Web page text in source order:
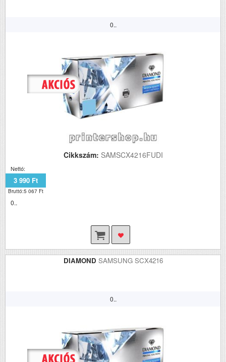
0..
Cikkszám: SAMSCX4216FUDI
Nettó:
3 990 Ft
Bruttó:5 067 Ft
0..
DIAMOND SAMSUNG SCX4216
0..